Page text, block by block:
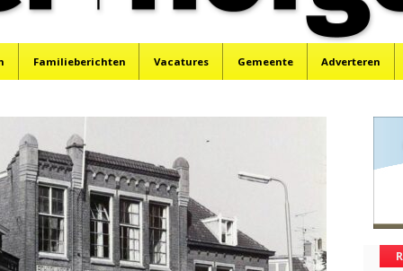
Familieberichten Vacatures Gemeente Adverteren